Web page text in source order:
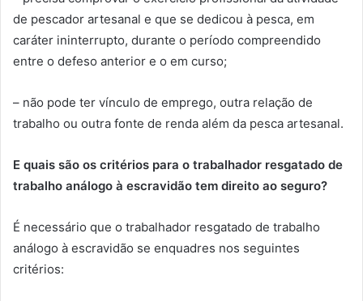
de pescador artesanal e que se dedicou à pesca, em
caráter ininterrupto, durante o período compreendido
entre o defeso anterior e o em curso;
– não pode ter vínculo de emprego, outra relação de
trabalho ou outra fonte de renda além da pesca artesanal.
E quais são os critérios para o trabalhador resgatado de
trabalho análogo à escravidão tem direito ao seguro?
É necessário que o trabalhador resgatado de trabalho
análogo à escravidão se enquadres nos seguintes
critérios: